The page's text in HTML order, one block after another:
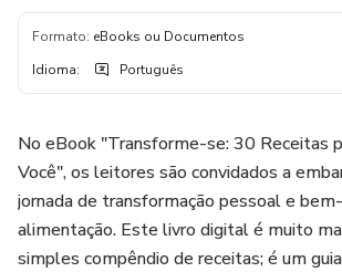
Formato: eBooks ou Documentos
Idioma: Português
No eBook "Transforme-se: 30 Receitas
Você", os leitores são convidados a
jornada de transformação pessoal e
alimentação. Este livro digital é muito
simples compêndio de receitas; é um